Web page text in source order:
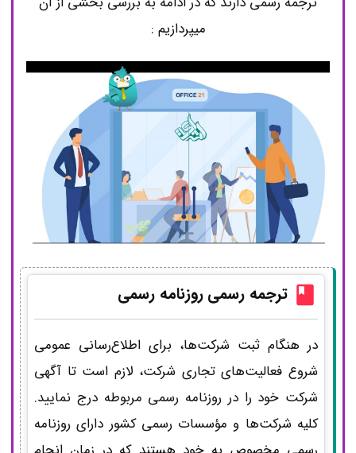
میپردازیم :
ترجمه رسمیروزنامه رسمی
در هنگام ثبت شرکت‌ها، برای اطلاع‌رسانی عمومی
شروع فعالیت‌های تجاری شرکت، لازم است تا آگهی
شرکت خود را در روزنامه رسمی مربوطه درج نمایید.
کلیه شرکت‌ها و مؤسسات رسمی کشور دارای روزنامه